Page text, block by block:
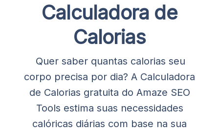
Calculadora de
Calorias
Quer saber quantas calorias seu
corpo precisa por dia? A Calculadora
de Calorias gratuita do Amaze SEO
Tools estima suas necessidades
calóricas diárias com base na sua